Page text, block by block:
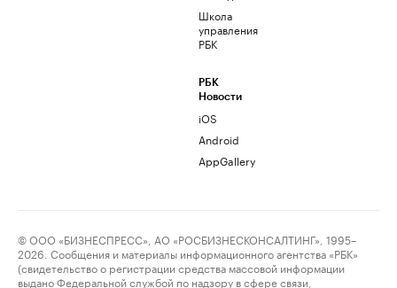
Школа
управления
РБК
РБК
Новости
iOS
Android
AppGallery
© ООО «БИЗНЕСПРЕСС», АО «РОСБИЗНЕСКОНСАЛТИНГ», 1995–
2026. Сообщения и материалы информационного агентства «РБК»
(свидетельство о регистрации средства массовой информации
выдано Федеральной службой по надзору в сфере связи,